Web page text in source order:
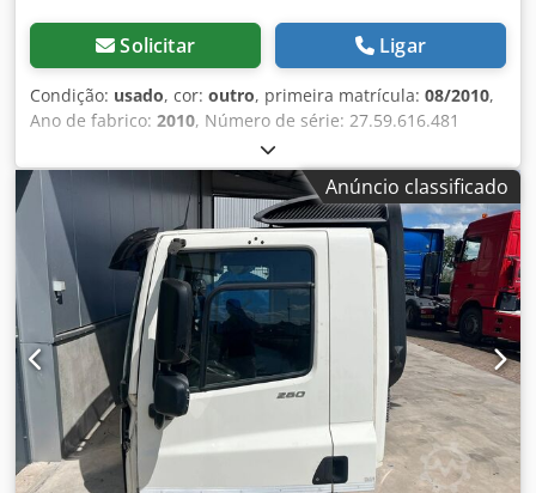
Solicitar Ligar
Condição: usado, cor: outro, primeira matrícula: 08/2010,
Ano de fabrico: 2010, Número de série: 27.59.616.481
Temos em estoque mais de 100 eixos. Entre em contato
conosco se não encontrar o que procura. Dkodpfxszr Abxs
Alxsr
Anúncio classificado